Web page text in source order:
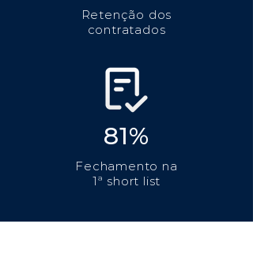
Retenção dos
contratados
81%
Fechamento na
1ª short list